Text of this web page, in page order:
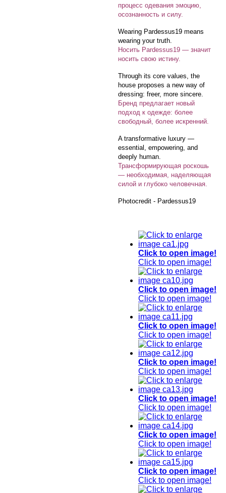
процесс одевания эмоцию,
осознанность и силу.
Wearing Pardessus19 means
wearing your truth.
Носить Pardessus19 — значит
носить свою истину.
Through its core values, the
house proposes a new way of
dressing: freer, more sincere.
Бренд предлагает новый
подход к одежде: более
свободный, более искренний.
A transformative luxury —
essential, empowering, and
deeply human.
Трансформирующая роскошь
— необходимая, наделяющая
силой и глубоко человечная.
Photocredit - Pardessus19
Click to open image!
Click to open image!
Click to open image!
Click to open image!
Click to open image!
Click to open image!
Click to open image!
Click to open image!
Click to open image!
Click to open image!
Click to open image!
Click to open image!
Click to open image!
Click to open image!